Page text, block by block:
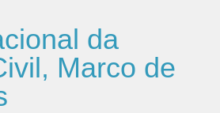
da
Marco de